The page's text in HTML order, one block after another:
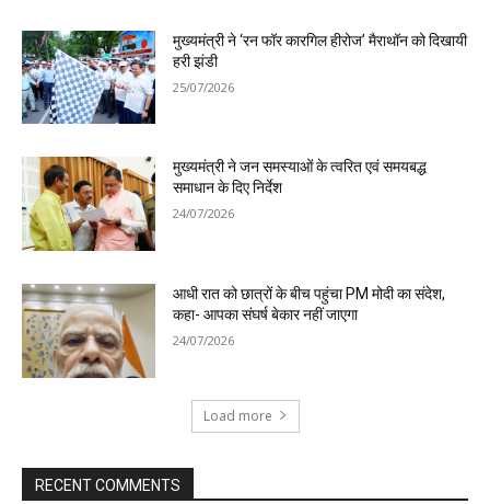
मुख्यमंत्री ने ‘रन फॉर कारगिल हीरोज’ मैराथॉन को दिखायी
हरी झंडी
25/07/2026
मुख्यमंत्री ने जन समस्याओं के त्वरित एवं समयबद्ध
समाधान के दिए निर्देश
24/07/2026
आधी रात को छात्रों के बीच पहुंचा PM मोदी का संदेश,
कहा- आपका संघर्ष बेकार नहीं जाएगा
24/07/2026
Load more
RECENT COMMENTS